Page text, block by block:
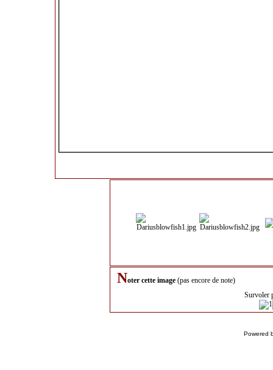
Noter cette image (pas encore de note)
Survoler
Powered